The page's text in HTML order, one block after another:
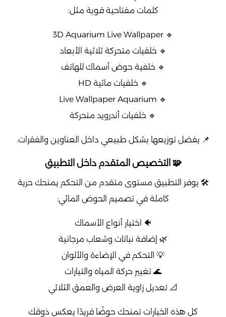
كلمات مفتاحية قوية مثل:
🔹 3D Aquarium Live Wallpaper
🔹 خلفيات متحركة ثلاثية الأبعاد
🔹 خلفية حوض أسماك للهاتف
🔹 خلفيات مائية HD
🔹 Live Wallpaper Aquarium
🔹 خلفيات أندرويد متحركة
📌 يفضل توزيعها بشكل طبيعي داخل العناوين والفقرات.
🧩 التخصيص المتقدم داخل التطبيق
🛠️ يوفر التطبيق مستوى متقدم من التحكم يمنحك حرية
كاملة في تصميم الحوض المائي:
🐠 اختيار أنواع الأسماك
🌿 إضافة نباتات وشعاب مرجانية
💡 التحكم في الإضاءة والألوان
🌊 تغيير حركة المياه والتيارات
📐 تعديل زاوية العرض والعمق الثلاثي
كل هذه الخيارات تمنحك حوضًا فريدًا يعكس ذوقك